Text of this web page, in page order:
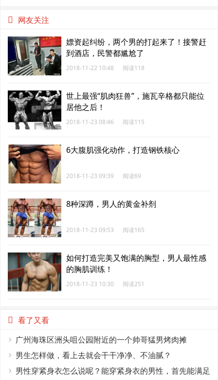
网友关注
嫖资起纠纷，两个男的打起来了！接警赶
到酒店，民警都尴尬了
2018-11-22 10:48 阅读118
世上最强“肌肉狂兽”，施瓦辛格都只能位
居他之后！
2018-11-23 08:46 阅读115
6大腹肌强化动作，打造钢铁核心
2018-11-23 09:39 阅读69
8种深蹲，男人的黄金补剂
2018-11-23 09:53 阅读165
如何打造完美又饱满的胸型，男人最性感
的胸肌训练！
2018-11-23 10:30 阅读251
看了又看
广州海珠区洲头咀公园附近的一个帅哥猛男烤肉摊
男生怎样做，看上去就会干干净净、不油腻？
男性穿紧身衣怎么说呢？能穿紧身衣的男性，首先能满足